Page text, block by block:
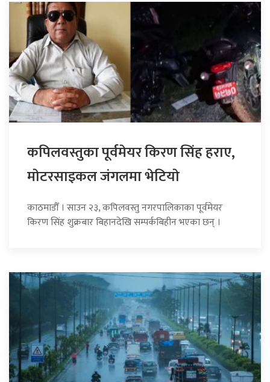
कपिलवस्तुका पूर्वमेयर किरण सिंह हराए,
माेटरसाइकल जंगलमा भेटियाे
काठमाडौँ । साउन २३, कपिलवस्तु नगरपालिकाका पूर्वमेयर
किरण सिंह शुक्रबार बिहानदेखि सम्पर्कबिहीन भएका छन् ।